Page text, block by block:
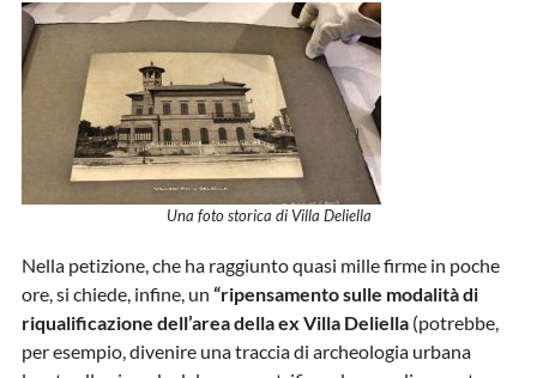
Una foto storica di Villa Deliella
Nella petizione, che ha raggiunto quasi mille firme in poche
ore, si chiede, infine, un “ripensamento sulle modalità di
riqualificazione dell’area della ex Villa Deliella(potrebbe,
per esempio, divenire una traccia di archeologia urbana